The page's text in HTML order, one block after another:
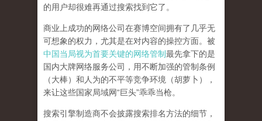
的用户却很难再通过搜索找到它了。
商业上成功的网络公司在赛博空间拥有了几乎无
可想象的权力，尤其是在对内容的操控方面。被
中国当局视为首要关键的网络管制最先拿下的是
国内大牌网络服务公司 ，用不断加强的管制条例
（大棒）和人为的不平等竞争环境（胡萝卜），
来让这些国家局域网“巨头”乖乖当枪。
搜索引擎制造商不会披露搜索排名方法的细节，